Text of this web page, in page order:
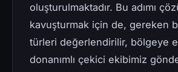
oluşturulmaktadır. Bu adımı
kavuşturmak için de, gereken
türleri değerlendirilir, bölgeye
donanımlı çekici ekibimiz